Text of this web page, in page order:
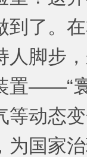
到了。
人脚步
置——“
等动态
为国家